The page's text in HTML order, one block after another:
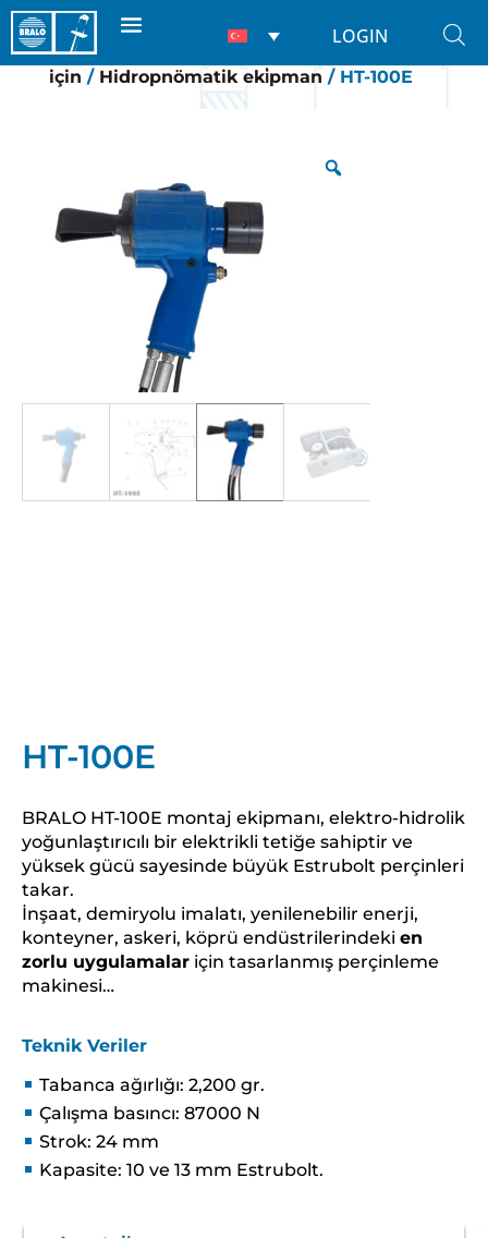
LOGIN
Ana Sayfa Perçİn makİnelerİ /Perçinler
için / Hidropnömatik eki̇pman / HT-100E
HT-100E
BRALO HT-100E montaj ekipmanı, elektro-hidrolik
yoğunlaştırıcılı bir elektrikli tetiğe sahiptir ve
yüksek gücü sayesinde büyük Estrubolt perçinleri
takar.
İnşaat, demiryolu imalatı, yenilenebilir enerji,
konteyner, askeri, köprü endüstrilerindeki en
zorlu uygulamalar için tasarlanmış perçinleme
makinesi…
Teknik Veriler
Tabanca ağırlığı: 2,200 gr.
Çalışma basıncı: 87000 N
Strok: 24 mm
Kapasite: 10 ve 13 mm Estrubolt.